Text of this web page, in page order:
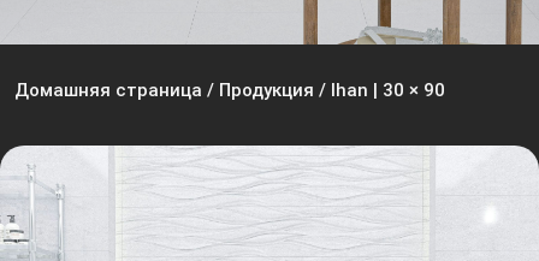
Домашняя страница / Продукция / Ihan | 30 × 90